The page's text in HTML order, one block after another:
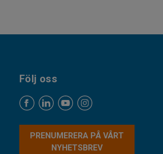
Följ oss
PRENUMERERA PÅ VÅRT
NYHETSBREV